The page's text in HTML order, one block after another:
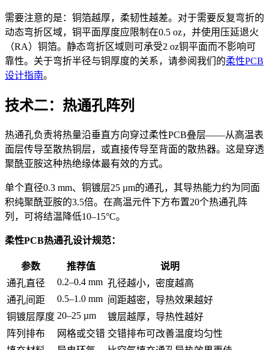
需要注意的是：铜箔越厚，柔韧性越差。对于需要反复弯折的
动态弯折区域，铜平面厚度应限制在0.5 oz，并使用压延退火
（RA）铜箔。静态弯折区域则可承受2 oz铜平面而不影响可
靠性。关于弯折半径与铜厚度的关系，请参阅我们的柔性PCB
设计指南。
技术二：热通孔阵列
热通孔负责将热量沿垂直方向穿过柔性PCB叠层——从高温表
面层传导至散热铜层，或直接传导至背面的散热器。这是穿透
聚酰亚胺这种热绝缘体最有效的方式。
单个直径0.3 mm、铜镀层25 µm的通孔，其导热能力约为同面
积纯聚酰亚胺的3.5倍。在高温元件下方布置20个热通孔阵
列，可将结温降低10–15°C。
柔性PCB热通孔设计规范：
参数 推荐值
说明
通孔直径
0.2–0.4 mm 孔径越小，密度越高
通孔间距
0.5–1.0 mm 间距越密，导热效果越好
铜镀层厚度 20–25 µm
镀层越厚，导热性越好
阵列排布
网格或交错 交错排布可改善温度均匀性